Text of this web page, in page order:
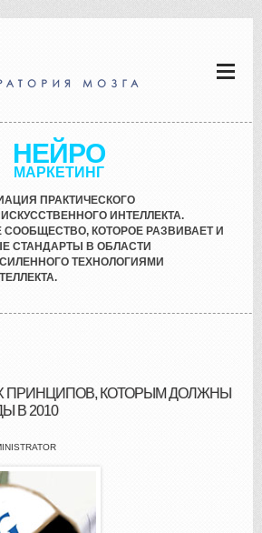
НЕЙРО
МАРКЕТИНГ
ПРАКТИЧЕСКОГО
ИНТЕЛЛЕКТА.
КОТОРОЕ РАЗВИВАЕТ И
СТАНДАРТЫ В ОБЛАСТИ
ТЕХНОЛОГИЯМИ
ПРИНЦИПОВ, КОТОРЫМ ДОЛЖНЫ
В 2010